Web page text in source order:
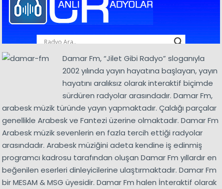
Damar Fm, “Jilet Gibi Radyo” sloganıyla
2002 yılında yayın hayatına başlayan, yayın
hayatını aralıksız olarak interaktif biçimde
sürdüren radyolar arasındadır. Damar Fm,
arabesk müzik türünde yayın yapmaktadır. Çaldığı parçalar
genellikle Arabesk ve Fantezi üzerine olmaktadır. Damar Fm
Arabesk müzik sevenlerin en fazla tercih ettiği radyolar
arasındadır. Arabesk müziğini adeta kendine iş edinmiş
programcı kadrosu tarafından oluşan Damar Fm yıllardır en
beğenilen eserleri dinleyicilerine ulaştırmaktadır. Damar Fm
bir MESAM & MSG üyesidir. Damar Fm halen İnteraktif olarak